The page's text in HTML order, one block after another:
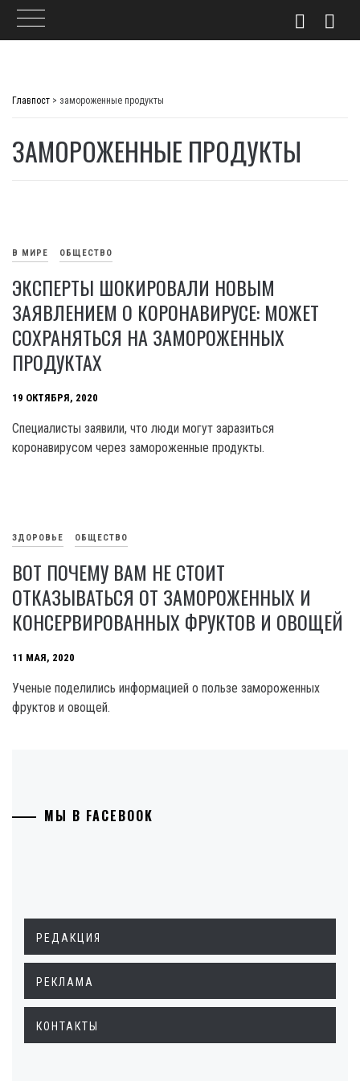
Главпост > замороженные продукты
ЗАМОРОЖЕННЫЕ ПРОДУКТЫ
В МИРЕ ОБЩЕСТВО
ЭКСПЕРТЫ ШОКИРОВАЛИ НОВЫМ
ЗАЯВЛЕНИЕМ О КОРОНАВИРУСЕ: МОЖЕТ
СОХРАНЯТЬСЯ НА ЗАМОРОЖЕННЫХ
ПРОДУКТАХ
19 ОКТЯБРЯ, 2020
Специалисты заявили, что люди могут заразиться
коронавирусом через замороженные продукты.
ЗДОРОВЬЕ ОБЩЕСТВО
ВОТ ПОЧЕМУ ВАМ НЕ СТОИТ
ОТКАЗЫВАТЬСЯ ОТ ЗАМОРОЖЕННЫХ И
КОНСЕРВИРОВАННЫХ ФРУКТОВ И ОВОЩЕЙ
11 МАЯ, 2020
Ученые поделились информацией о пользе замороженных
фруктов и овощей.
МЫ В FACEBOOK
РЕДАКЦИЯ
РЕКЛАМА
КОНТАКТЫ